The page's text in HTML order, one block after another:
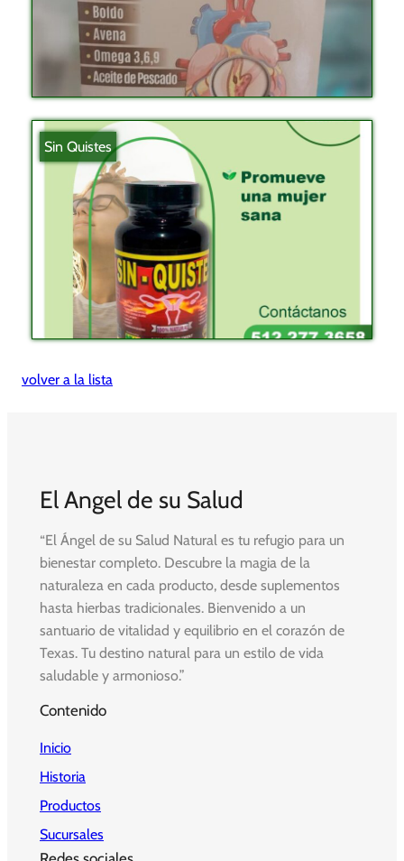
Sin Quistes
volver a la lista
El Angel de su Salud
“El Ángel de su Salud Natural es tu refugio para un
bienestar completo. Descubre la magia de la
naturaleza en cada producto, desde suplementos
hasta hierbas tradicionales. Bienvenido a un
santuario de vitalidad y equilibrio en el corazón de
Texas. Tu destino natural para un estilo de vida
saludable y armonioso.”
Contenido
Inicio
Historia
Productos
Sucursales